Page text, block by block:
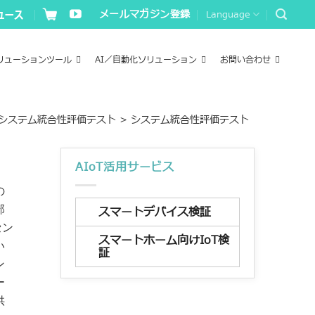
メールマガジン登録 Language
ューションツール AI／自動化ソリューション お問い合わせ
ステム統合性評価テスト > システム統合性評価テスト
AIoT活用サービス
スマートデバイス検証
スマートホーム向けIoT検
証